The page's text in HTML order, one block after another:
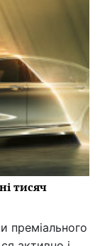
тисяч
преміального